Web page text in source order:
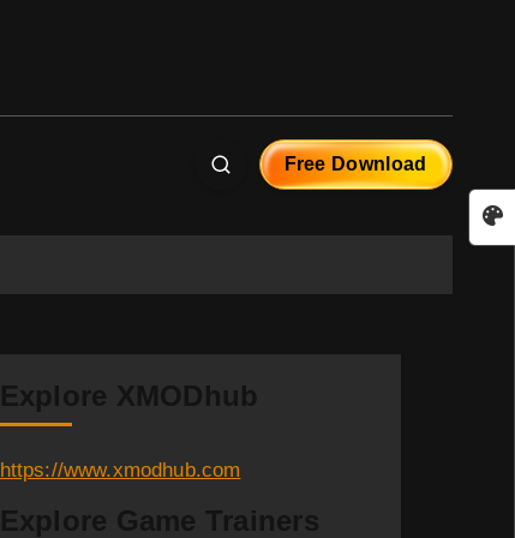
Free Download
Explore XMODhub
https://www.xmodhub.com
Explore Game Trainers